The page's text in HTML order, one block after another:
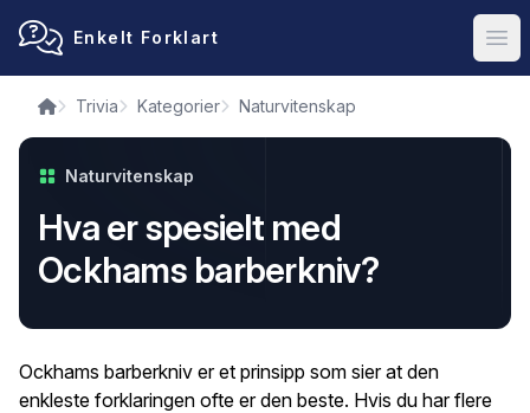
Enkelt Forklart
Trivia Kategorier Naturvitenskap
Naturvitenskap
Hva er spesielt med
Ockhams barberkniv?
Ockhams barberkniv er et prinsipp som sier at den
enkleste forklaringen ofte er den beste. Hvis du har flere